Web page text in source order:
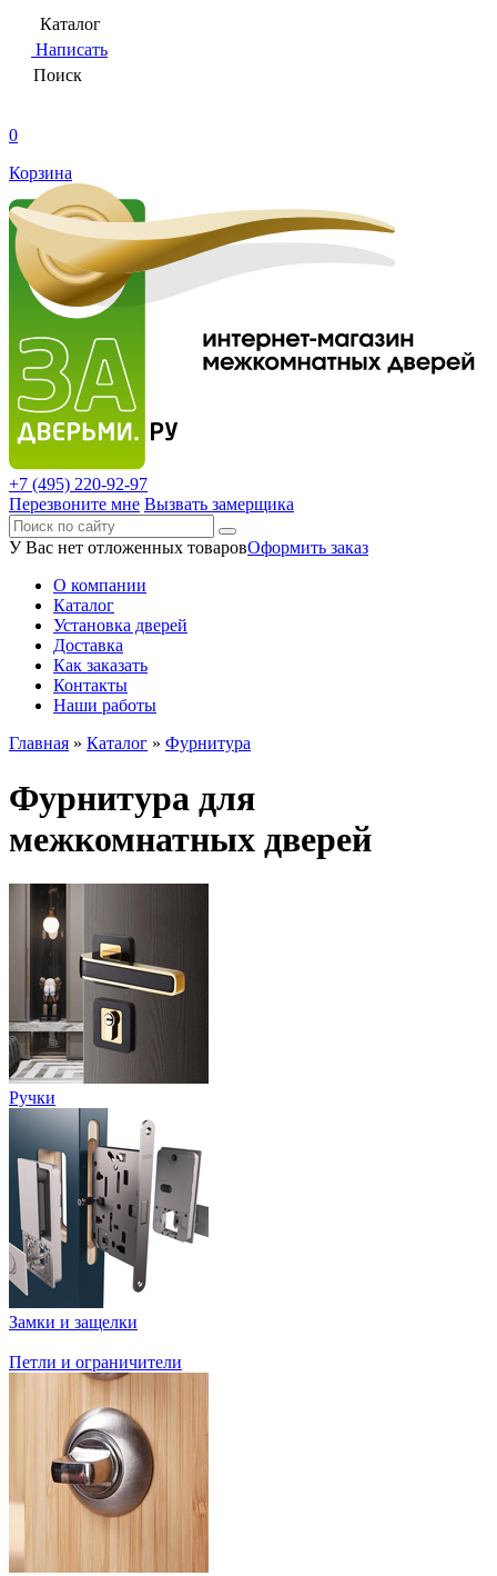
Каталог
Написать
Поиск
0
Корзина
+7 (495) 220-92-97
Перезвоните мне Вызвать замерщика
У Вас нет отложенных товаровОформить заказ
О компании
Каталог
Установка дверей
Доставка
Как заказать
Контакты
Наши работы
Главная » Каталог » Фурнитура
Фурнитура для
межкомнатных дверей
Ручки
Замки и защелки
Петли и ограничители